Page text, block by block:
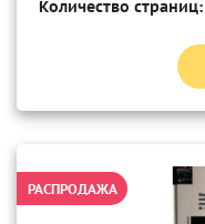
Количество страниц:
РАСПРОДАЖА